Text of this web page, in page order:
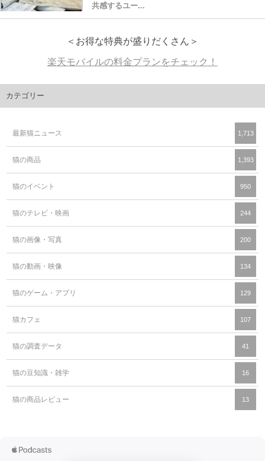
共感するユー...
＜お得な特典が盛りだくさん＞
楽天モバイルの料金プランをチェック！
カテゴリー
最新猫ニュース 1,713
猫の商品 1,393
猫のイベント 950
猫のテレビ・映画 244
猫の画像・写真 200
猫の動画・映像 134
猫のゲーム・アプリ 129
猫カフェ 107
猫の調査データ 41
猫の豆知識・雑学 16
猫の商品レビュー 13